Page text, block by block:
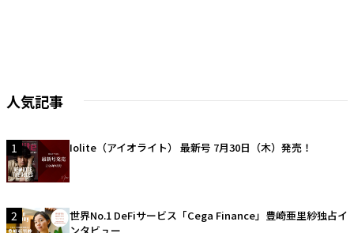
人気記事
1 Iolite（アイオライト） 最新号 7月30日（木）発売！
2
世界No.1 DeFiサービス「Cega Finance」豊崎亜里紗独占イ
ンタビュー